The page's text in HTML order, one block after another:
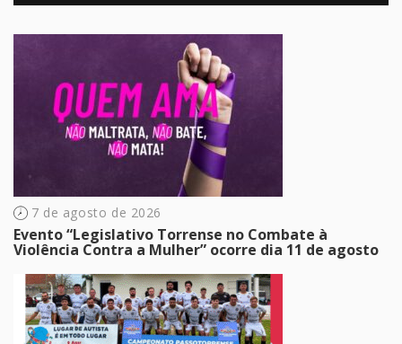
7 de agosto de 2026
Evento “Legislativo Torrense no Combate à
Violência Contra a Mulher” ocorre dia 11 de agosto